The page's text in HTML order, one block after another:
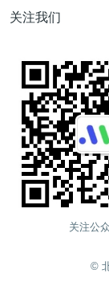
关注我们
关注公
©️